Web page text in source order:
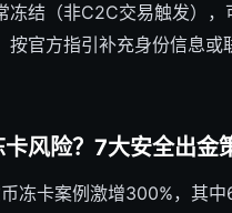
冻结（非C2C交易触发）
按官方指引补充身份信息
风险？7大安全出金
冻卡案例激增300%，其